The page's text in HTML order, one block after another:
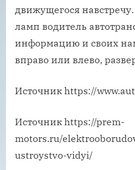
движущегося
ламп водитель
информацию и своих
вправо или влево,
Источник https://
Источник https://prem-
motors.ru/
ustroystvo-vidyi/